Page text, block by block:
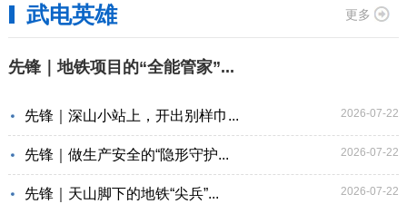
更多
武电英雄
先锋｜地铁项目的“全能管家”...
2026-07-22
先锋｜深山小站上，开出别样巾...
2026-07-22
先锋｜做生产安全的“隐形守护...
2026-07-22
先锋｜天山脚下的地铁“尖兵”...